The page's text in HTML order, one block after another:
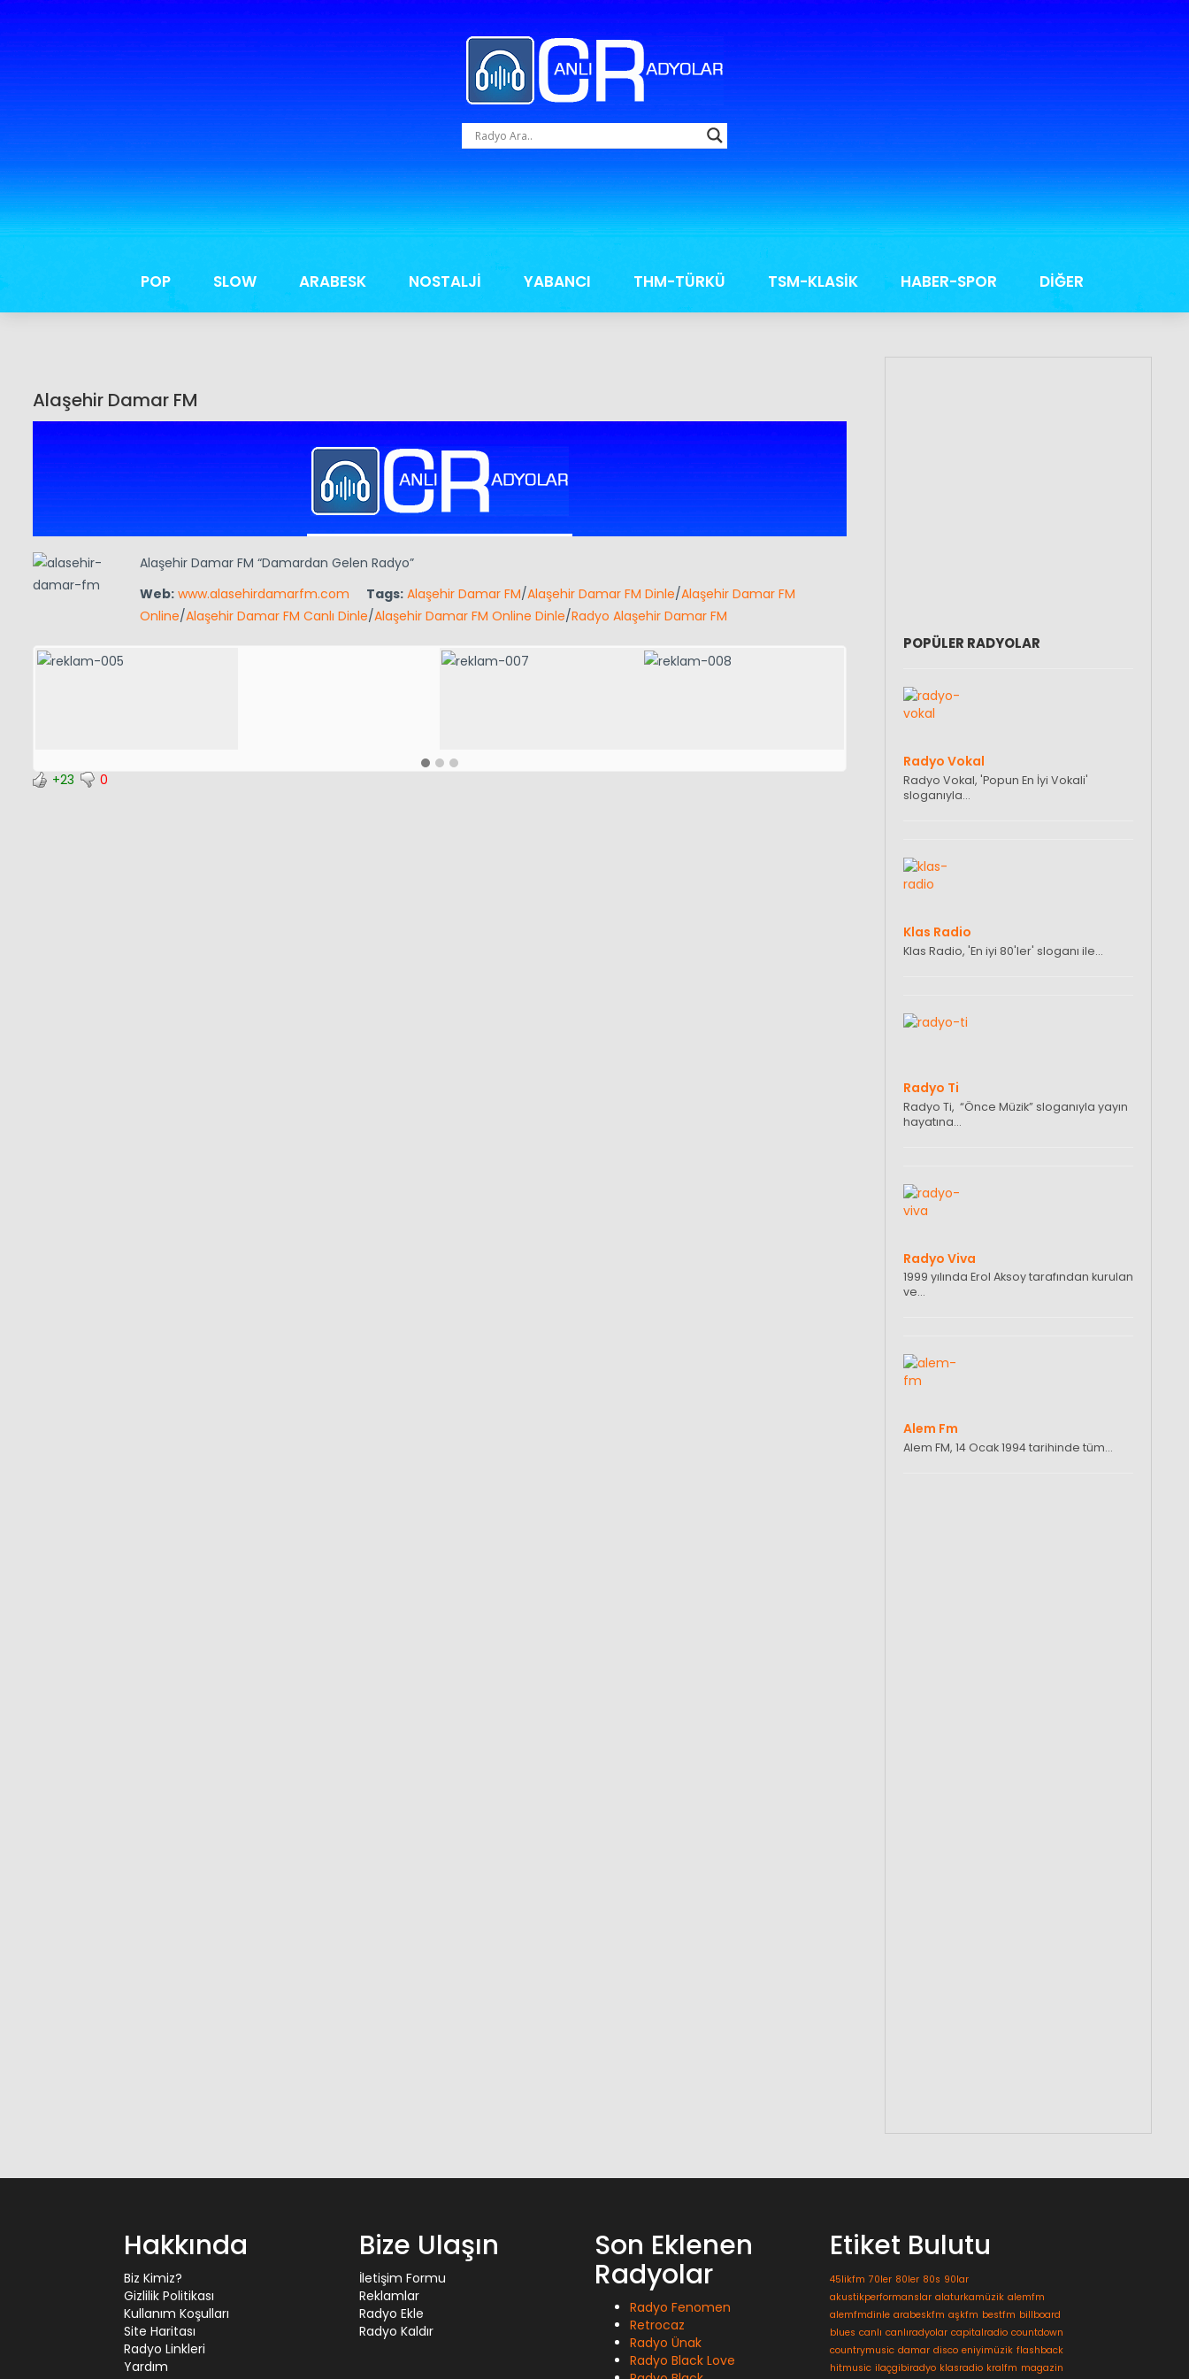
POP SLOW ARABESK NOSTALJİ YABANCI THM-TÜRKÜ TSM-KLASİK HABER-SPOR DİĞER
Alaşehir Damar FM
Alaşehir Damar FM “Damardan Gelen Radyo”
Web: www.alasehirdamarfm.com Tags: Alaşehir Damar FM/Alaşehir Damar FM Dinle/Alaşehir Damar FM
Online/Alaşehir Damar FM Canlı Dinle/Alaşehir Damar FM Online Dinle/Radyo Alaşehir Damar FM
+23 0
POPÜLER RADYOLAR
Radyo Vokal
Radyo Vokal, 'Popun En İyi Vokali'
sloganıyla…
Klas Radio
Klas Radio, 'En iyi 80'ler' sloganı ile…
Radyo Ti
Radyo Ti, “Önce Müzik” sloganıyla yayın
hayatına…
Radyo Viva
1999 yılında Erol Aksoy tarafından kurulan
ve…
Alem Fm
Alem FM, 14 Ocak 1994 tarihinde tüm…
Hakkında
Biz Kimiz?
Gizlilik Politikası
Kullanım Koşulları
Site Haritası
Radyo Linkleri
Yardım
Bize Ulaşın
İletişim Formu
Reklamlar
Radyo Ekle
Radyo Kaldır
Son Eklenen
Radyolar
Radyo Fenomen
Retrocaz
Radyo Ünak
Radyo Black Love
Etiket Bulutu
45likfm 70ler 80ler 80s 90lar
akustikperformanslar alaturkamüzik alemfm
alemfmdinle arabeskfm aşkfm bestfm billboard
blues canlı canlıradyolar capitalradio countdown
countrymusic damar disco eniyimüzik flashback
hitmusic ilaçgibiradyo klasradio kralfm magazin